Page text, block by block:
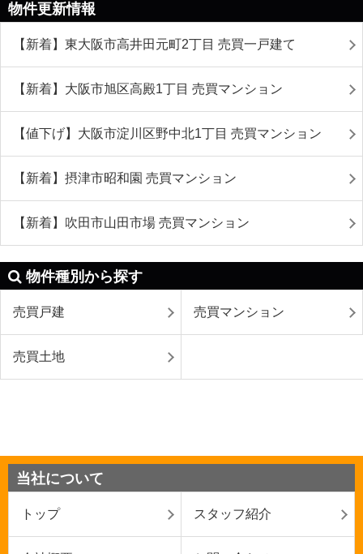
物件更新情報
【新着】東大阪市高井田元町2丁目 売買一戸建て
【新着】大阪市旭区高殿1丁目 売買マンション
【値下げ】大阪市淀川区野中北1丁目 売買マンション
【新着】摂津市昭和園 売買マンション
【新着】吹田市山田市場 売買マンション
物件種別から探す
売買戸建 売買マンション
売買土地
当社について
トップ スタッフ紹介